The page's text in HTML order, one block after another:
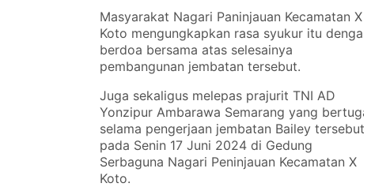
Masyarakat Nagari Paninjauan Kecamatan X
Koto mengungkapkan rasa syukur itu dengan
berdoa bersama atas selesainya
pembangunan jembatan tersebut.
Juga sekaligus melepas prajurit TNI AD
Yonzipur Ambarawa Semarang yang bertugas
selama pengerjaan jembatan Bailey tersebut
pada Senin 17 Juni 2024 di Gedung
Serbaguna Nagari Peninjauan Kecamatan X
Koto.